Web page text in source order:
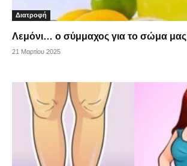
Διατροφή
Λεμόνι… ο σύμμαχος για το σώμα μας
21 Μαρτίου 2025